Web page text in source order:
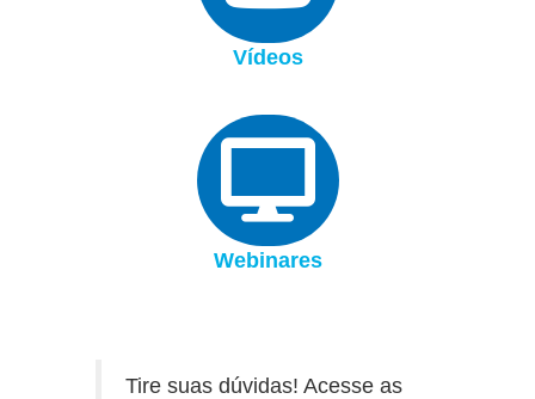
Vídeos
Webinares
Tire suas dúvidas! Acesse as